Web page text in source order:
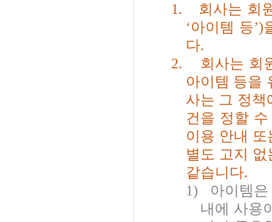
1.
회사는 회
‘아이템 등’)
다.
2.
회사는 회
아이템 등을
사는 그 정책
건을 정할
이용 안내
별도 고지
같습니다.
1)
아이템
내에 사용